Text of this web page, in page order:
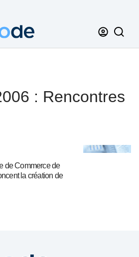
: Rencontres
de Commerce de
la création de